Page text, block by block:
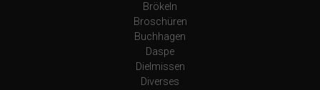
Brökeln
Broschüren
Buchhagen
Daspe
Dielmissen
Diverses